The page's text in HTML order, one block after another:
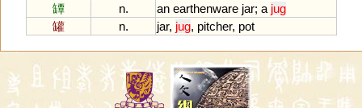
罈
n. an earthenware jar; a jug
罐
n. jar, jug, pitcher, pot